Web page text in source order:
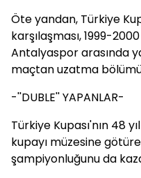
Öte yandan, Türkiye
karşılaşması, 1999-
Antalyaspor arasında
maçtan uzatma
-''DUBLE'' YAPANLAR-
Türkiye Kupası'nın 48
kupayı müzesine
şampiyonluğunu da